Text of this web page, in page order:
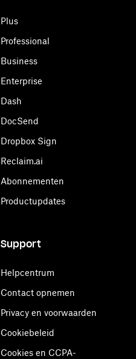
Plus
Professional
Business
Enterprise
Dash
DocSend
Dropbox Sign
Reclaim.ai
Abonnementen
Productupdates
Support
Helpcentrum
Contact opnemen
Privacy en voorwaarden
Cookiebeleid
Cookies en CCPA-